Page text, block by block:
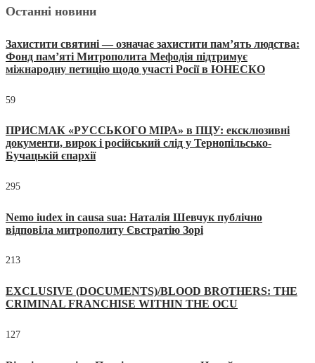
Останні новини
Захистити святині — означає захистити пам’ять людства:
Фонд пам’яті Митрополита Мефодія підтримує
міжнародну петицію щодо участі Росії в ЮНЕСКО
59
ПРИСМАК «РУССЬКОГО МІРА» в ПЦУ: ексклюзивні
документи, вирок і російський слід у Тернопільсько-
Бучацькій єпархії
295
Nemo iudex in causa sua: Наталія Шевчук публічно
відповіла митрополиту Євстратію Зорі
213
EXCLUSIVE (DOCUMENTS)/BLOOD BROTHERS: THE
CRIMINAL FRANCHISE WITHIN THE OCU
127